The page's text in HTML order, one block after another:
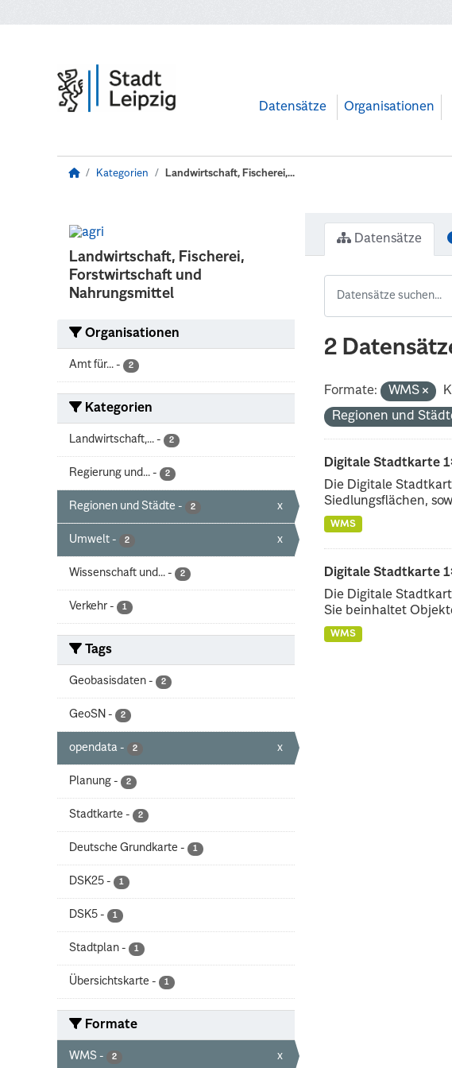
Datensätze Organisationen
Kategorien Landwirtschaft, Fischerei,...
Landwirtschaft, Fischerei,
Forstwirtschaft und
Nahrungsmittel
Organisationen
Amt für... - 2
Kategorien
Landwirtschaft,... - 2
Regierung und... - 2
Regionen und Städte - 2 x
Umwelt - 2 x
Wissenschaft und... - 2
Verkehr - 1
Tags
Geobasisdaten - 2
GeoSN - 2
opendata - 2 x
Planung - 2
Stadtkarte - 2
Deutsche Grundkarte - 1
DSK25 - 1
DSK5 - 1
Stadtplan - 1
Übersichtskarte - 1
Formate
WMS - 2 x
Datensätze
2
Formate: WMS
Regionen und
Digitale Stadtkarte
Die Digitale
Siedlungsflächen,
WMS
Digitale Stadtkarte
Die Digitale
Sie beinhaltet
WMS